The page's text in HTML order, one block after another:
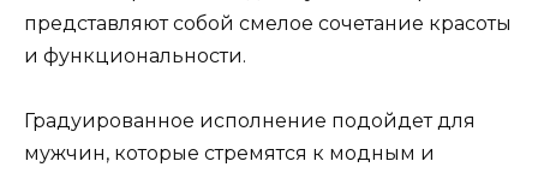
представляют собой смелое сочетание красоты
и функциональности.
Градуированное исполнение подойдет для
мужчин, которые стремятся к модным и